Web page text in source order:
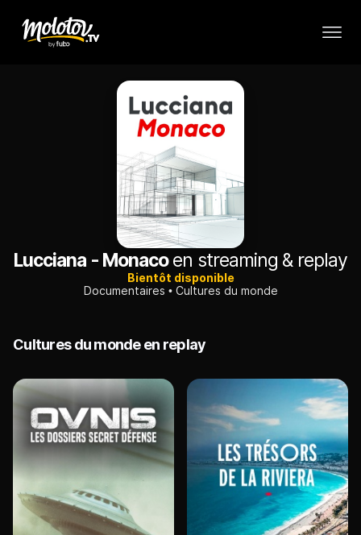
Lucciana - Monacoen streaming & replay
Bientôt disponible
Documentaires
Cultures du monde
Cultures du monde en replay